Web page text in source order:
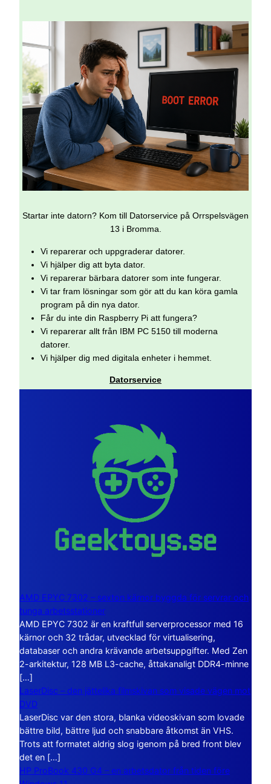
Startar inte datorn? Kom till Datorservice på Orrspelsvägen
13 i Bromma.
Vi reparerar och uppgraderar datorer.
Vi hjälper dig att byta dator.
Vi reparerar bärbara datorer som inte fungerar.
Vi tar fram lösningar som gör att du kan köra gamla
program på din nya dator.
Får du inte din Raspberry Pi att fungera?
Vi reparerar allt från IBM PC 5150 till moderna
datorer.
Vi hjälper dig med digitala enheter i hemmet.
Datorservice
AMD EPYC 7302 – sexton kärnor byggda för servrar och
tunga arbetsstationer
AMD EPYC 7302 är en kraftfull serverprocessor med 16
kärnor och 32 trådar, utvecklad för virtualisering,
databaser och andra krävande arbetsuppgifter. Med Zen
2-arkitektur, 128 MB L3-cache, åttakanaligt DDR4-minne
[…]
LaserDisc – den jättelika filmskivan som visade vägen mot
DVD
LaserDisc var den stora, blanka videoskivan som lovade
bättre bild, bättre ljud och snabbare åtkomst än VHS.
Trots att formatet aldrig slog igenom på bred front blev
det en […]
HP ProBook 430 G4 – en arbetsdator från tiden före